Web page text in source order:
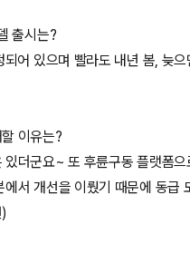
출시는?
어 있으며 빨라도 내년 봄, 늦
이유는?
있더군요~ 또 후륜구동 플랫폼
에서 개선을 이뤘기 때문에 동